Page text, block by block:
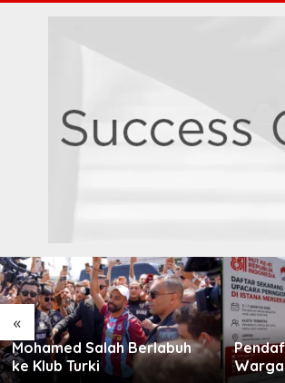
«
Mohamed Salah Berlabuh
ke Klub Turki